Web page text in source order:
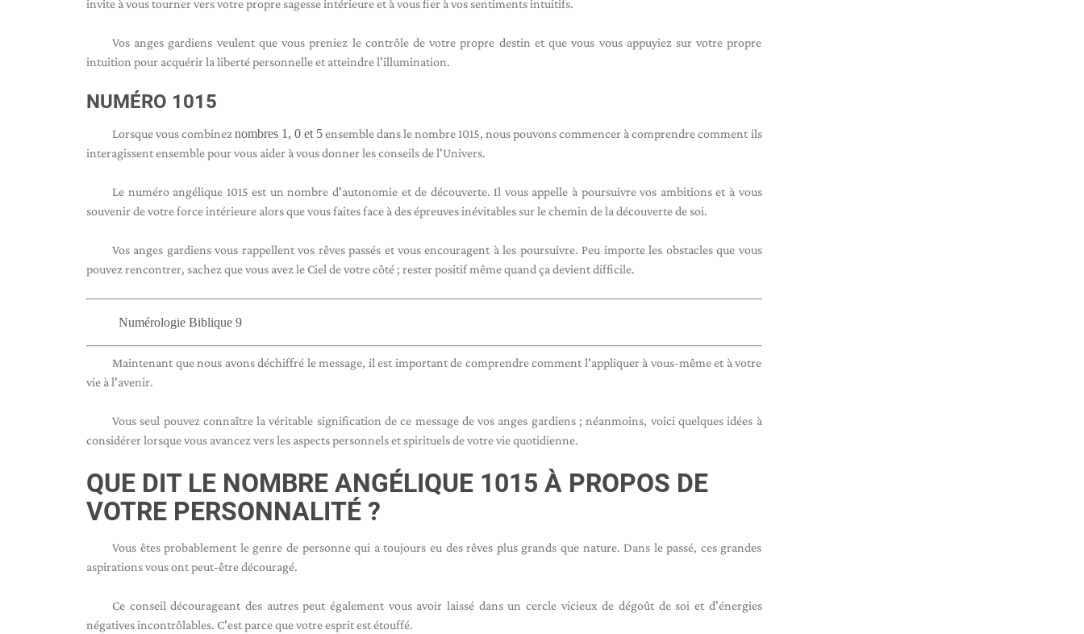
invite à vous tourner vers votre propre sagesse intérieure et à vous fier à vos sentiments intuitifs.
Vos anges gardiens veulent que vous preniez le contrôle de votre propre destin et que vous vous appuyiez sur votre propre
intuition pour acquérir la liberté personnelle et atteindre l'illumination.
NUMÉRO 1015
Lorsque vous combineznombres 1, 0 et 5ensemble dans le nombre 1015, nous pouvons commencer à comprendre comment ils
interagissent ensemble pour vous aider à vous donner les conseils de l'Univers.
Le numéro angélique 1015 est un nombre d'autonomie et de découverte. Il vous appelle à poursuivre vos ambitions et à vous
souvenir de votre force intérieure alors que vous faites face à des épreuves inévitables sur le chemin de la découverte de soi.
Vos anges gardiens vous rappellent vos rêves passés et vous encouragent à les poursuivre. Peu importe les obstacles que vous
pouvez rencontrer, sachez que vous avez le Ciel de votre côté ; rester positif même quand ça devient difficile.
Numérologie Biblique 9
Maintenant que nous avons déchiffré le message, il est important de comprendre comment l'appliquer à vous-même et à votre
vie à l'avenir.
Vous seul pouvez connaître la véritable signification de ce message de vos anges gardiens ; néanmoins, voici quelques idées à
considérer lorsque vous avancez vers les aspects personnels et spirituels de votre vie quotidienne.
QUE DIT LE NOMBRE ANGÉLIQUE 1015 À PROPOS DE
VOTRE PERSONNALITÉ ?
Vous êtes probablement le genre de personne qui a toujours eu des rêves plus grands que nature. Dans le passé, ces grandes
aspirations vous ont peut-être découragé.
Ce conseil décourageant des autres peut également vous avoir laissé dans un cercle vicieux de dégoût de soi et d'énergies
négatives incontrôlables. C'est parce que votre esprit est étouffé.